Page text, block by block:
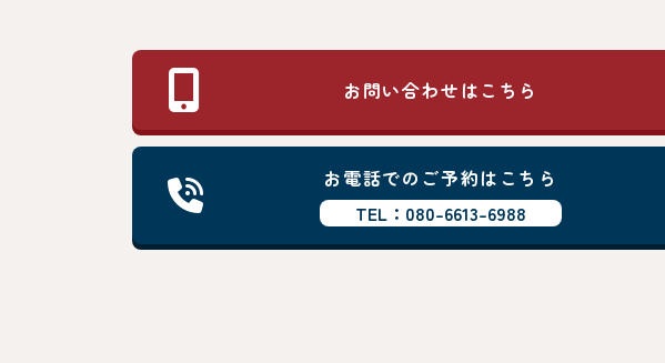
お問い合わせはこちら
お電話でのご予約はこちら
TEL：080-6613-6988